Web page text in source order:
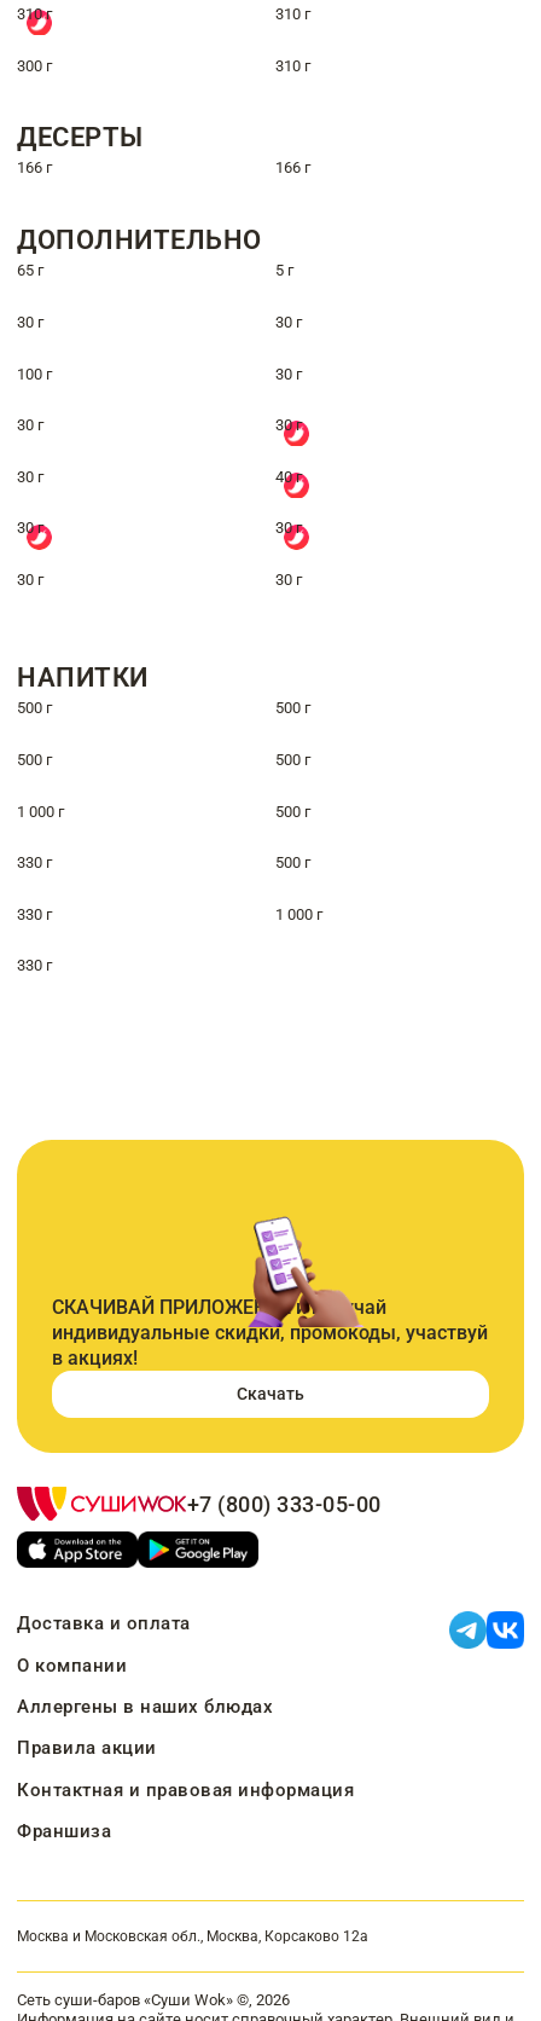
310 г 310 г
300 г 310 г
ДЕСЕРТЫ
166 г 166 г
ДОПОЛНИТЕЛЬНО
65 г 5 г
30 г 30 г
100 г 30 г
30 г 30 г
30 г 40 г
30 г 30 г
30 г 30 г
НАПИТКИ
500 г 500 г
500 г 500 г
1 000 г 500 г
330 г 500 г
330 г 1 000 г
330 г
СКАЧИВАЙ ПРИЛОЖЕНИЕ и получай
индивидуальные скидки, промокоды, участвуй
в акциях!
Скачать
+7 (800) 333-05-00
Доставка и оплата
О компании
Аллергены в наших блюдах
Правила акции
Контактная и правовая информация
Франшиза
Москва и Московская обл., Москва, Корсаково 12а
Сеть суши-баров «Суши Wok» ©, 2026